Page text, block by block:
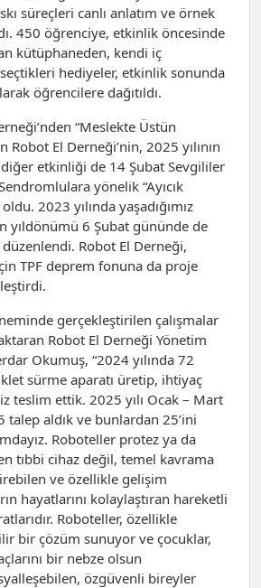
süreçleri canlı anlatım ve örnek
450 öğrenciye, etkinlik öncesinde
kütüphaneden, kendi iç
hediyeler, etkinlik sonunda
öğrencilere dağıtıldı.
“Meslekte Üstün
Robot El Derneği’nin, 2025 yılının
etkinliği de 14 Şubat Sevgililer
yönelik “Ayıcık
2023 yılında yaşadığımız
yıldönümü 6 Şubat gününde de
Robot El Derneği,
TPF deprem fonuna da proje
gerçekleştirilen çalışmalar
Robot El Derneği Yönetim
Okumuş, “2024 yılında 72
sürme aparatı üretip, ihtiyaç
teslim ettik. 2025 yılı Ocak – Mart
talep aldık ve bunlardan 25’ini
Roboteller protez ya da
tıbbi cihaz değil, temel kavrama
ve özellikle gelişim
hayatlarını kolaylaştıran hareketli
Roboteller, özellikle
bir çözüm sunuyor ve çocuklar,
bir nebze olsun
özgüvenli bireyler